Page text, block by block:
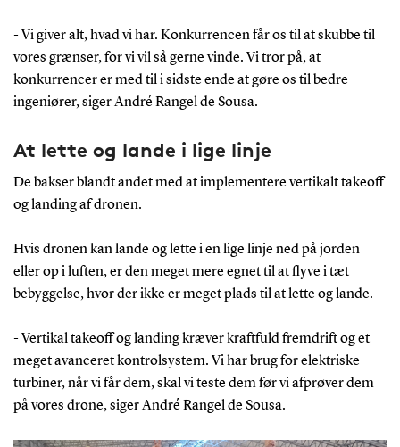
- Vi giver alt, hvad vi har. Konkurrencen får os til at skubbe til
vores grænser, for vi vil så gerne vinde. Vi tror på, at
konkurrencer er med til i sidste ende at gøre os til bedre
ingeniører, siger André Rangel de Sousa.
At lette og lande i lige linje
De bakser blandt andet med at implementere vertikalt takeoff
og landing af dronen.
Hvis dronen kan lande og lette i en lige linje ned på jorden
eller op i luften, er den meget mere egnet til at flyve i tæt
bebyggelse, hvor der ikke er meget plads til at lette og lande.
- Vertikal takeoff og landing kræver kraftfuld fremdrift og et
meget avanceret kontrolsystem. Vi har brug for elektriske
turbiner, når vi får dem, skal vi teste dem før vi afprøver dem
på vores drone, siger André Rangel de Sousa.